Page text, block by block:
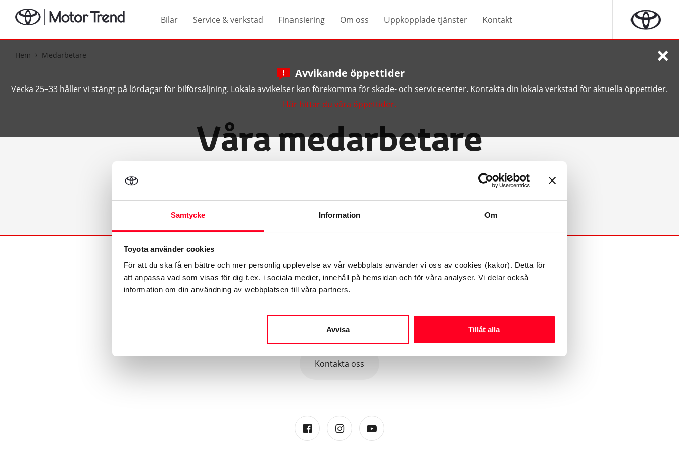
Samtycke Information Om
Toyota använder cookies
För att du ska få en bättre och mer personlig upplevelse av vår webbplats använder vi oss av cookies (kakor). Detta för
att anpassa vad som visas för dig t.ex. i sociala medier, innehåll på hemsidan och för våra analyser. Vi delar också
information om din användning av webbplatsen till våra partners.
Avvisa Tillåt alla
Bilar Service & verkstad Finansiering Om oss Uppkopplade tjänster Kontakt
Hem Medarbetare
Avvikande öppettider
Vecka 25–33 håller vi stängt på lördagar för bilförsäljning. Lokala avvikelser kan förekomma för skade- och servicecenter. Kontakta din lokala verkstad för aktuella öppettider.
Här hittar du våra öppettider.
×
Våra medarbetare
Möt våra härliga medarbetare! Våra medarbetare gör allt för att
skapa ömsesidigt förtroende till dig som kund och till varandra.
Här hittar du all kontaktinformation.
Samtycke Om webbplatsen
Kontakta oss